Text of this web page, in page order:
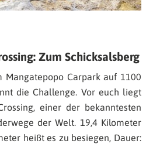
Zum Schicksalsberg
Mangatepopo Carpark auf 1100
die Challenge. Vor euch liegt
einer der bekanntesten
der Welt. 19,4 Kilometer
heißt es zu besiegen, Dauer: